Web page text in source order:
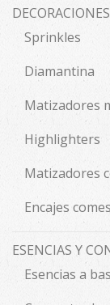
Sprinkles
Diamantina
Matizadores
Highlighters
Matizadores
Encajes
ESENCIAS Y
Esencias a